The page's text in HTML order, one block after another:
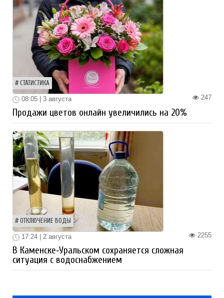
СТАТИСТИКА
247
08:05 | 3 августа
Продажи цветов онлайн увеличились на 20%
ОТКЛЮЧЕНИЕ ВОДЫ
2255
17:24 | 2 августа
В Каменске‑Уральском сохраняется сложная
ситуация с водоснабжением